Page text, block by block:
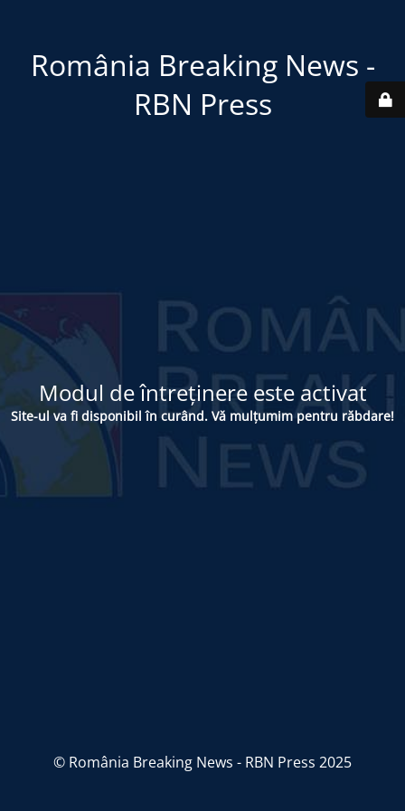
România Breaking News -
RBN Press
Modul de întreținere este activat
Site-ul va fi disponibil în curând. Vă mulțumim pentru răbdare!
© România Breaking News - RBN Press 2025